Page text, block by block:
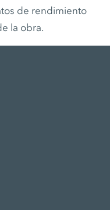
de rendimiento
la obra.